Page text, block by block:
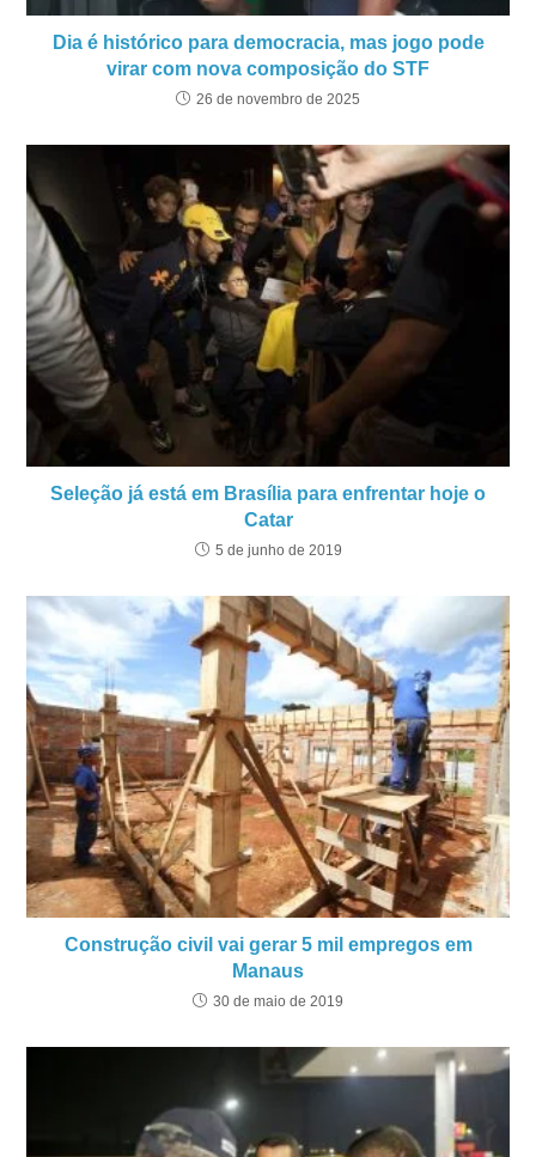
Dia é histórico para democracia, mas jogo pode
virar com nova composição do STF
26 de novembro de 2025
Seleção já está em Brasília para enfrentar hoje o
Catar
5 de junho de 2019
Construção civil vai gerar 5 mil empregos em
Manaus
30 de maio de 2019